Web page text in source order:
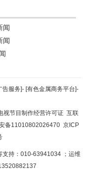
闻
闻
告服务]- [有色金属商务平台]-
视节目制作经营许可证 互联
备11010802026470 京ICP
支持：010-63941034 ；运维